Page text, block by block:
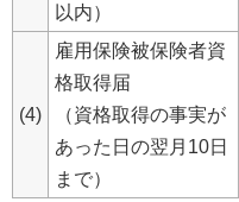
以内）
(4)
雇用保険被保険者資
格取得届
（資格取得の事実が
あった日の翌月10日
まで）